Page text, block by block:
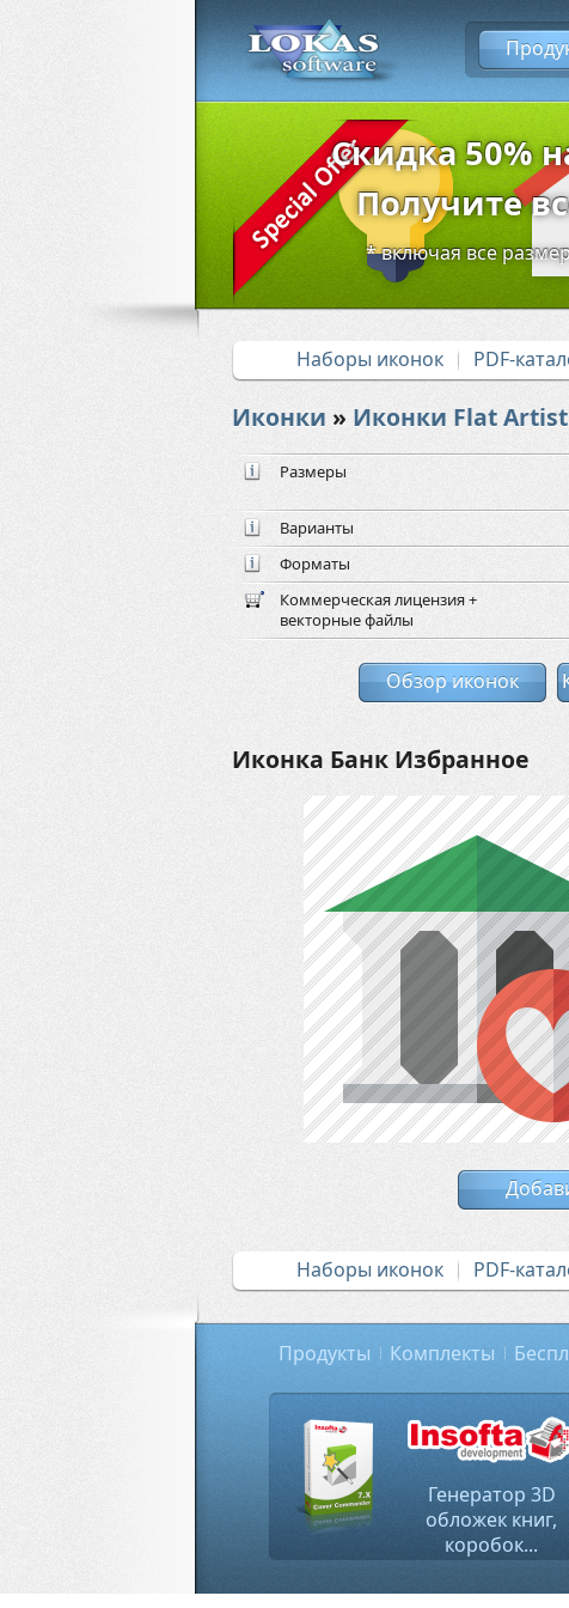
Скидка 50%
Получите
* включая все
Наборы иконок PDF-
Иконки » Иконки Flat
Размеры
Варианты
Форматы
Коммерческая лицензия +
векторные файлы
Обзор иконок
Иконка Банк Избранное
Наборы иконок PDF-
Продукты Комплекты
Генератор 3D
обложек книг,
коробок...